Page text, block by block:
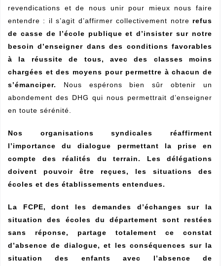
revendications et de nous unir pour mieux nous faire
entendre : il s’agit d’affirmer collectivement notre refus
de casse de l’école publique et d’insister sur notre
besoin d’enseigner dans des conditions favorables
à la réussite de tous, avec des classes moins
chargées et des moyens pour permettre à chacun de
s’émanciper.
Nous espérons bien sûr obtenir un
abondement des DHG qui nous permettrait d’enseigner
en toute sérénité.
Nos organisations syndicales réaffirment
l’importance du dialogue permettant la prise en
compte des réalités du terrain. Les délégations
doivent pouvoir être reçues, les situations des
écoles et des établissements entendues.
La FCPE,
dont les demandes d’échanges sur la
situation des écoles du département sont restées
sans réponse,
partage totalement ce constat
d’absence de dialogue, et les conséquences sur la
situation des enfants avec l’absence de